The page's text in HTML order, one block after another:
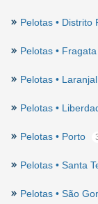
Pelotas •
Pelotas • Fragata
Pelotas • Laranjal
Pelotas •
Pelotas • Porto
Pelotas • Santa
Pelotas • São